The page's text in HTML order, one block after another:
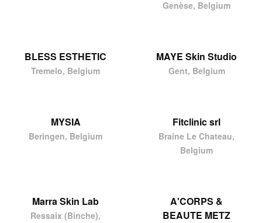
Genèse, Belgium
BLESS ESTHETIC
Tremelo, Belgium
MAYE Skin Studio
Gent, Belgium
MYSIA
Beringen, Belgium
Fitclinic srl
Braine Le Chateau,
Belgium
Marra Skin Lab
Ressaix (Binche),
A'CORPS &
BEAUTE METZ